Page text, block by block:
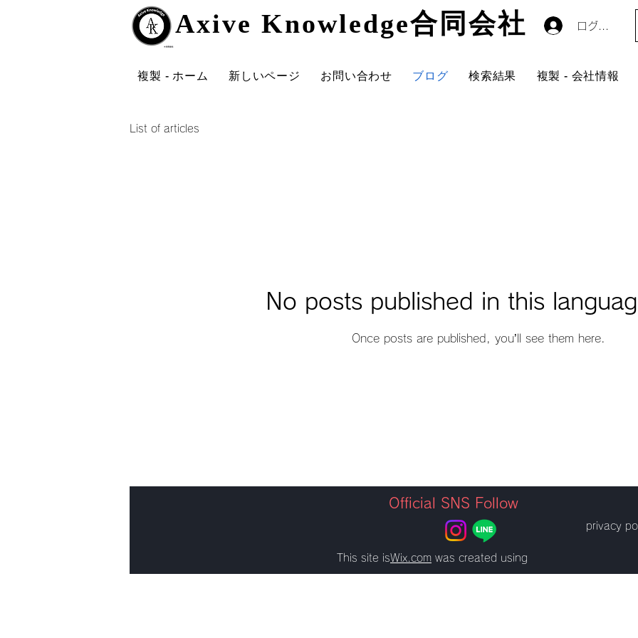
Axive Knowledge合同会社
Axive Knowledge合同会社 ログイン
複製 - ホーム 新しいページ お問い合わせ ブログ 検索結果 複製 - 会社情報
List of articles
No posts published in this
Once posts are published, you’ll see them here.
Official SNS Follow
privacy
This site isWix.com was created using